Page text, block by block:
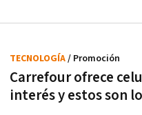
Carrefour ofrece
interés y estos son
TECNOLOGÍA/ Promoción